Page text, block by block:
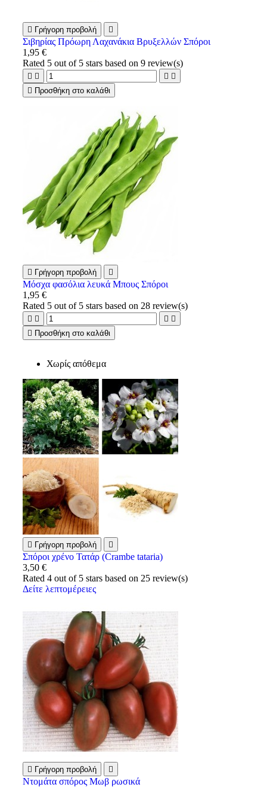
 Γρήγορη προβολή 
Σιβηρίας Πρόωρη Λαχανάκια Βρυξελλών Σπόροι
1,95 €
Rated 5 out of 5 stars based on9 review(s)
   
 Προσθήκη στο καλάθι
 Γρήγορη προβολή 
Μόσχα φασόλια λευκά Μπους Σπόροι
1,95 €
Rated 5 out of 5 stars based on 28 review(s)
   
 Προσθήκη στο καλάθι
Χωρίς απόθεμα
 Γρήγορη προβολή 
Σπόροι χρένο Τατάρ (Crambe tataria)
3,50 €
Rated4 out of 5 stars based on 25 review(s)
Δείτε λεπτομέρειες
 Γρήγορη προβολή 
Ντομάτα σπόρος Μωβ ρωσικά